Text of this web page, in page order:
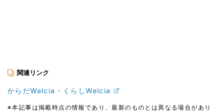
関連リンク
からだWelcia・くらしWelcia
※本記事は掲載時点の情報であり、最新のものとは異なる場合があり